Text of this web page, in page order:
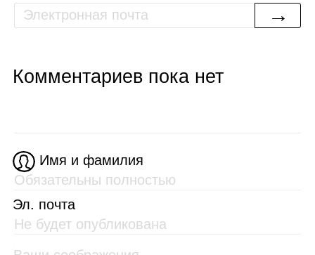
→
Комментариев пока нет
Имя и фамилия
Эл. почта